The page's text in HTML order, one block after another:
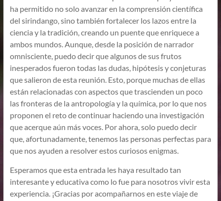
ha permitido no solo avanzar en la comprensión científica
del sirindango, sino también fortalecer los lazos entre la
ciencia y la tradición, creando un puente que enriquece a
ambos mundos. Aunque, desde la posición de narrador
omnisciente, puedo decir que algunos de sus frutos
inesperados fueron todas las dudas, hipótesis y conjeturas
que salieron de esta reunión. Esto, porque muchas de ellas
están relacionadas con aspectos que trascienden un poco
las fronteras de la antropología y la química, por lo que nos
proponen el reto de continuar haciendo una investigación
que acerque aún más voces. Por ahora, solo puedo decir
que, afortunadamente, tenemos las personas perfectas para
que nos ayuden a resolver estos curiosos enigmas.
Esperamos que esta entrada les haya resultado tan
interesante y educativa como lo fue para nosotros vivir esta
experiencia. ¡Gracias por acompañarnos en este viaje de